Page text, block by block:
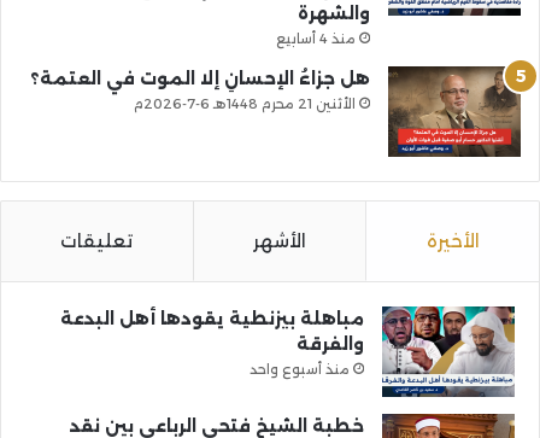
والشهرة
منذ 4 أسابيع
هل جزاءُ الإحسانِ إلا الموت في العتمة؟
الأثنين 21 محرم 1448هـ 6-7-2026م
الأخيرة الأشهر تعليقات
مباهلة بيزنطية يقودها أهل البدعة
والفرقة
منذ أسبوع واحد
خطبة الشيخ فتحي الرباعي بين نقد